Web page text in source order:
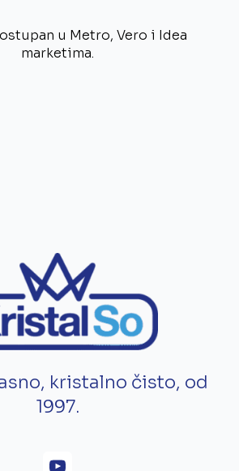
u Metro, Vero i Idea
marketima.
kristalno čisto, od
1997.